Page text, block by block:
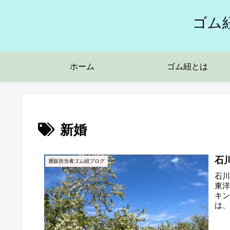
ゴム
ホーム ゴム紐とは
新婚
通販担当者ゴム紐ブログ 石
石
東
キ
は